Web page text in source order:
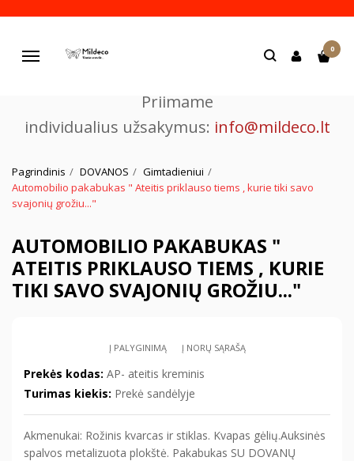
Navigacija
0
Priimame
individualius užsakymus: info@mildeco.lt
Pagrindinis DOVANOS
Gimtadieniui
Automobilio pakabukas " Ateitis priklauso tiems , kurie tiki savo
svajonių grožiu..."
AUTOMOBILIO PAKABUKAS "
ATEITIS PRIKLAUSO TIEMS , KURIE
TIKI SAVO SVAJONIŲ GROŽIU..."
Į PALYGINIMĄ Į NORŲ SĄRAŠĄ
Prekės kodas: AP- ateitis kreminis
Turimas kiekis: Prekė sandėlyje
Akmenukai: Rožinis kvarcas ir stiklas. Kvapas gėlių.Auksinės
spalvos metalizuota plokštė. Pakabukas SU DOVANŲ